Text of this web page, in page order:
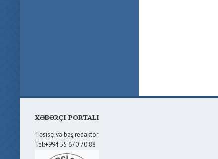
XƏBƏRÇI PORTALI
Təsisçi və baş redaktor:
Tel:+994 55 670 70 88